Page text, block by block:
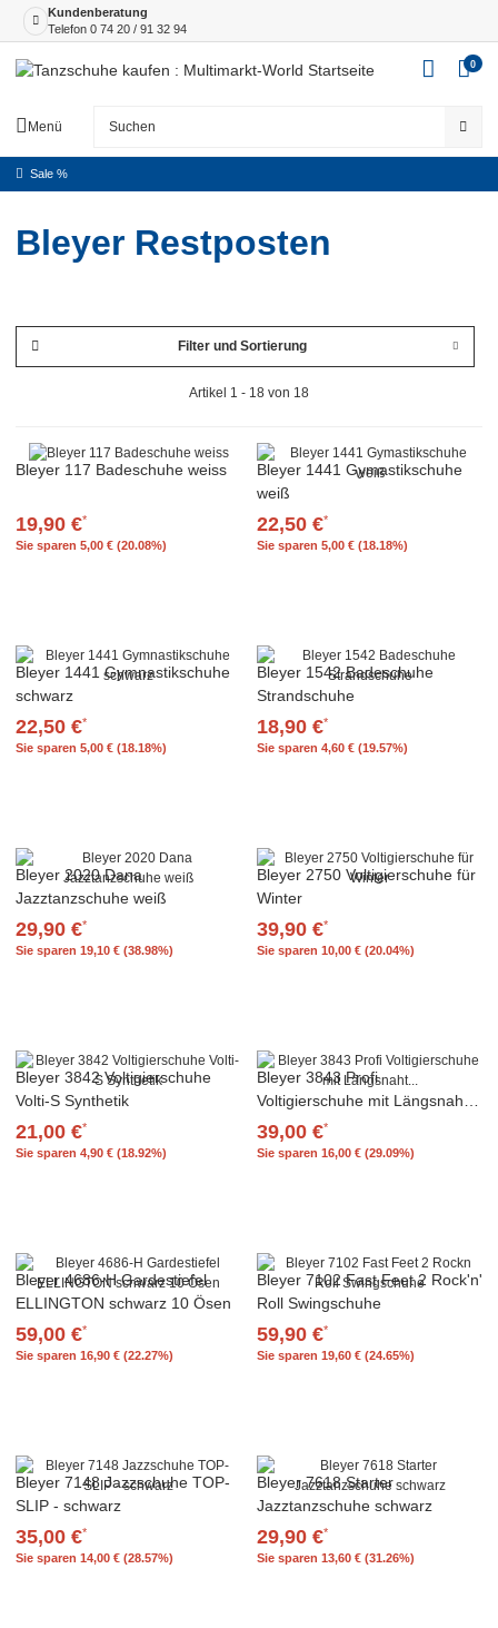
Kundenberatung
Telefon 0 74 20 / 91 32 94
Menü
0
Sale %
Bleyer Restposten
Filter und Sortierung
Artikel 1 - 18 von 18
Bleyer 117 Badeschuhe weiss
19,90 €*
Sie sparen 5,00 € (20.08%)
Bleyer 1441 Gymastikschuhe
weiß
22,50 €*
Sie sparen 5,00 € (18.18%)
Bleyer 1441 Gymnastikschuhe
schwarz
22,50 €*
Sie sparen 5,00 € (18.18%)
Bleyer 1542 Badeschuhe
Strandschuhe
18,90 €*
Sie sparen 4,60 € (19.57%)
Bleyer 2020 Dana
Jazztanzschuhe weiß
29,90 €*
Sie sparen 19,10 € (38.98%)
Bleyer 2750 Voltigierschuhe für
Winter
39,90 €*
Sie sparen 10,00 € (20.04%)
Bleyer 3842 Voltigierschuhe
Volti-S Synthetik
21,00 €*
Sie sparen 4,90 € (18.92%)
Bleyer 3843 Profi
Voltigierschuhe mit Längsnaht
weiß
39,00 €*
Sie sparen 16,00 € (29.09%)
Bleyer 4686-H Gardestiefel
ELLINGTON schwarz 10 Ösen
59,00 €*
Sie sparen 16,90 € (22.27%)
Bleyer 7102 Fast Feet 2 Rock'n'
Roll Swingschuhe
59,90 €*
Sie sparen 19,60 € (24.65%)
Bleyer 7148 Jazzschuhe TOP-
SLIP - schwarz
35,00 €*
Sie sparen 14,00 € (28.57%)
Bleyer 7618 Starter
Jazztanzschuhe schwarz
29,90 €*
Sie sparen 13,60 € (31.26%)